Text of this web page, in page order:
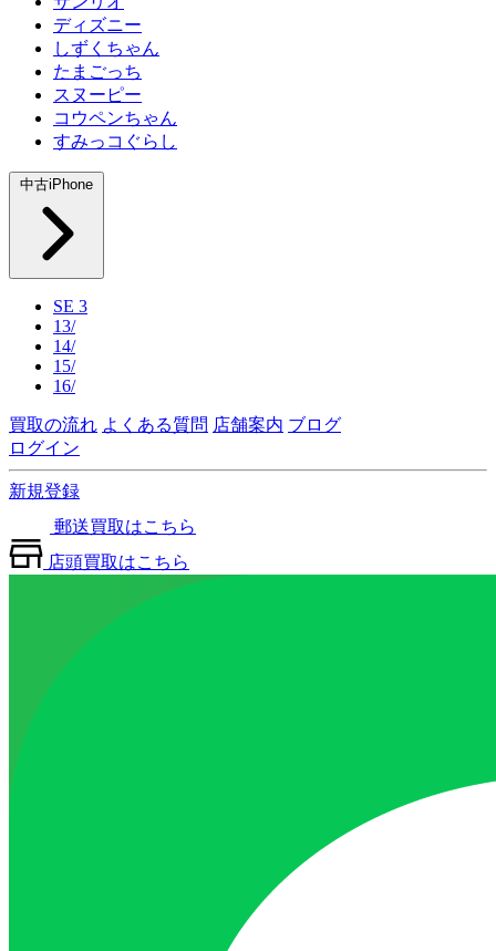
ディズニー
しずくちゃん
たまごっち
スヌーピー
コウペンちゃん
すみっコぐらし
中古iPhone
SE 3
13/
14/
15/
16/
買取の流れ よくある質問 店舗案内 ブログ
ログイン
新規登録
郵送買取はこちら
店頭買取はこちら